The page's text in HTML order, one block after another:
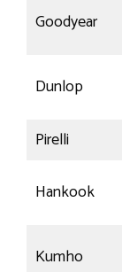
Goodyear
Dunlop
Pirelli
Hankook
Kumho